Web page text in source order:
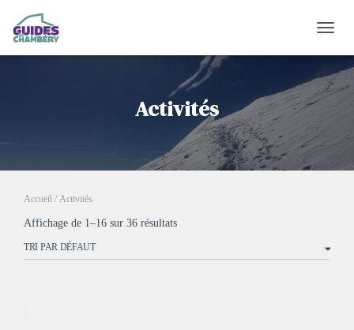
Activités
Accueil / Activités
Affichage de 1–16 sur 36 résultats